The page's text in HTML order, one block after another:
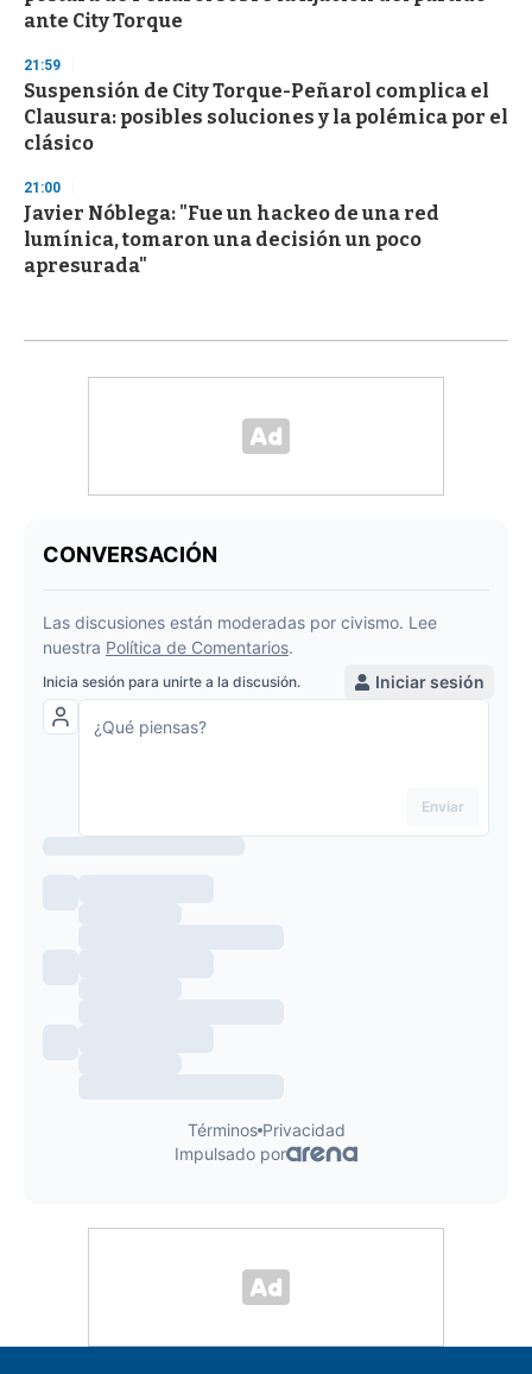
ante City Torque
21:59
Suspensión de City Torque-Peñarol complica el
Clausura: posibles soluciones y la polémica por el
clásico
21:00
Javier Nóblega: "Fue un hackeo de una red
lumínica, tomaron una decisión un poco
apresurada"